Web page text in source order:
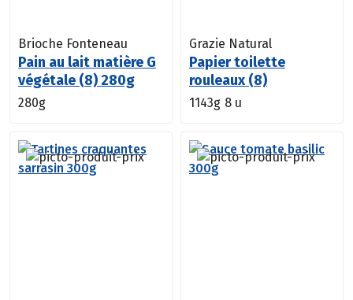
Brioche Fonteneau
Pain au lait matière G
végétale (8) 280g
280g
Grazie Natural
Papier toilette
rouleaux (8)
1143g 8 u